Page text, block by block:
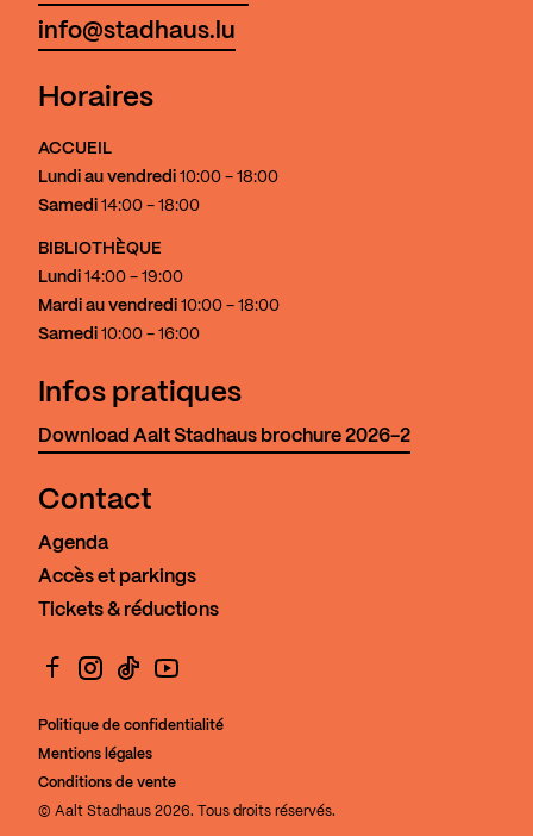
info@stadhaus.lu
Horaires
ACCUEIL
Lundi au vendredi 10:00 - 18:00
Samedi 14:00 - 18:00
BIBLIOTHÈQUE
Lundi 14:00 - 19:00
Mardi au vendredi 10:00 - 18:00
Samedi 10:00 - 16:00
Infos pratiques
Download Aalt Stadhaus brochure 2026-2
Contact
Agenda
Accès et parkings
Tickets & réductions
Politique de confidentialité
Mentions légales
Conditions de vente
© Aalt Stadhaus 2026. Tous droits réservés.